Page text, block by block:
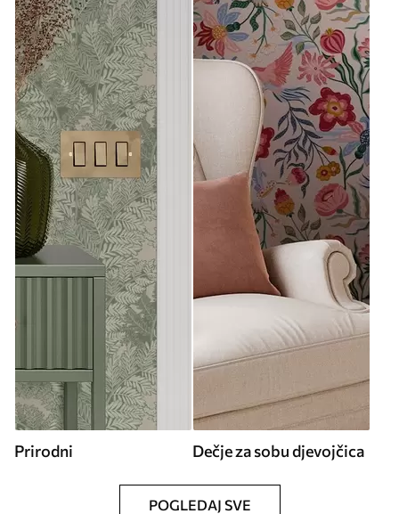
Prirodni Dečje za sobu djevojčica
POGLEDAJ SVE